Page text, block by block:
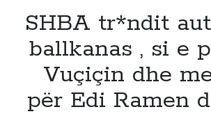
SHBA tr*ndit
ballkanas , si e
Vuçiçin dhe
për Edi Ramen